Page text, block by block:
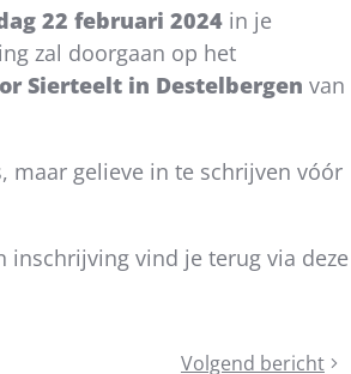
22 februari 2024 in je
zal doorgaan op het
Sierteelt in Destelbergen van
maar gelieve in te schrijven vóór
inschrijving vind je terug via deze
Volgend bericht